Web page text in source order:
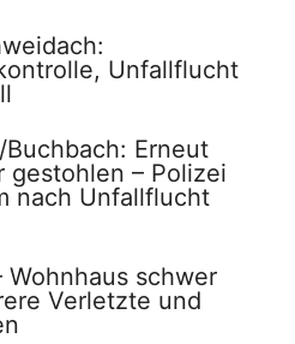
Unfallflucht
Erneut
gestohlen – Polizei
nach Unfallflucht
Wohnhaus schwer
Verletzte und